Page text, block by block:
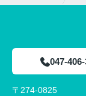
047-
〒274-0825